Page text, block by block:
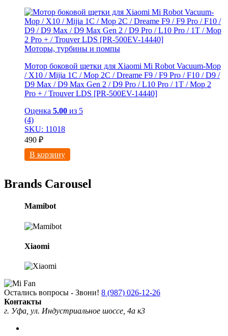
Моторы, турбины и помпы
Мотор боковой щетки для Xiaomi Mi Robot Vacuum-Mop
/ X10 / Mijia 1C / Mop 2C / Dreame F9 / F9 Pro / F10 / D9 /
D9 Max / D9 Мах Gen 2 / D9 Pro / L10 Pro / 1T / Mop 2
Pro + / Trouver LDS [PR-500EV-14440]
Оценка 5.00 из 5
(4)
SKU: 11018
490 ₽
В корзину
Brands Carousel
Mamibot
Xiaomi
Остались вопросы - Звони! 8 (987) 026-12-26
Контакты
г. Уфа, ул. Индустриальное шоссе, 4а к3